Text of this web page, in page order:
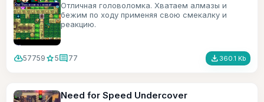
Отличная головоломка. Хватаем алмазы и
бежим по ходу применяя свою смекалку и
реакцию.
cloud_download57759 star5comment77 file_download 360.1 Kb
Need for Speed Undercover